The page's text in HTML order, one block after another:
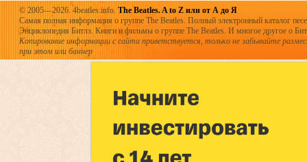
© 2005—2026. 4beatles.info. The Beatles. A to Z или от А до Я
Самая полная информация о группе The Beatles. Полный электронный каталог
Энциклопедия Битлз. Книги и фильмы о группе The Beatles. И многое другое о
Копирование информации с сайта приветствуется, только не забывайте
при этом или баннер